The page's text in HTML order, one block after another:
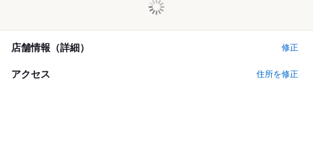
店舗情報（詳細） 修正
アクセス 住所を修正